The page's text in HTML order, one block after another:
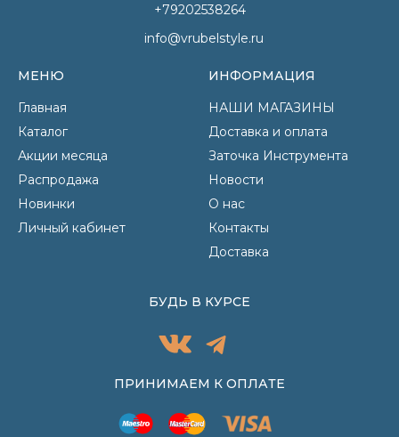
+79202538264
info@vrubelstyle.ru
МЕНЮ
Главная
Каталог
Акции месяца
Распродажа
Новинки
Личный кабинет
ИНФОРМАЦИЯ
НАШИ МАГАЗИНЫ
Доставка и оплата
Заточка Инструмента
Новости
О нас
Контакты
Доставка
ПРИНИМАЕМ К ОПЛАТЕ
БУДЬ В КУРСЕ